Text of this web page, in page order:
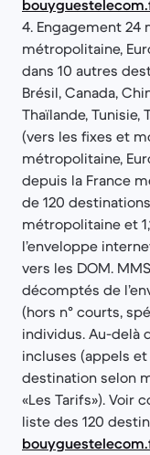
4. Engagement 24
métropolitaine,
dans 10 autres
Brésil, Canada,
Thaïlande,
(vers les fixes et
métropolitaine,
depuis la France
de 120
métropolitaine et
l’enveloppe
vers les DOM.
décomptés de
(hors n° courts,
individus. Au-delà
incluses (appels
destination selon
«Les Tarifs»). Voir
liste des 120